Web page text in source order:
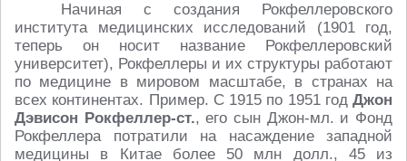
Начиная с создания Рокфеллеровского
института медицинских исследований (1901 год,
теперь он носит название Рокфеллеровский
университет), Рокфеллеры и их структуры работают
по медицине в мировом масштабе, в странах на
всех континентах. Пример. С 1915 по 1951 год Джон
Дэвисон Рокфеллер-ст., его сын Джон-мл. и Фонд
Рокфеллера потратили на насаждение западной
медицины в Китае более 50 млн долл., 45 из